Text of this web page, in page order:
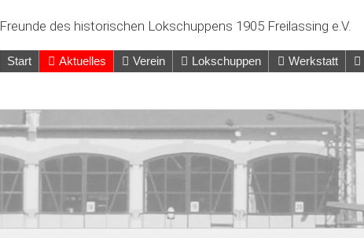
Start Aktuelles Verein Lokschuppen Werkstatt
Freunde des historischen Lokschuppens 1905 Freilassing e.V.